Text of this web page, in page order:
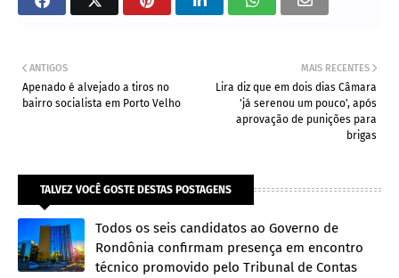
MAIS RECENTES
Lira diz que em dois dias Câmara
'já serenou um pouco', após
aprovação de punições para
brigas
ANTIGOS
Apenado é alvejado a tiros no
bairro socialista em Porto Velho
TALVEZ VOCÊ GOSTE DESTAS POSTAGENS
Todos os seis candidatos ao Governo de
Rondônia confirmam presença em encontro
técnico promovido pelo Tribunal de Contas